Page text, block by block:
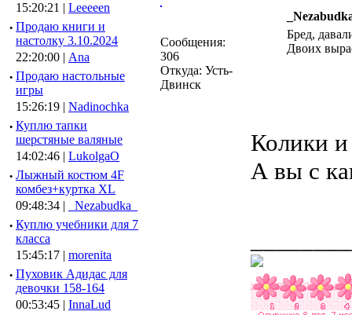
15:20:21 | Leeeeen
· Продаю книги и
настолку 3.10.2024
22:20:00 | Ana
· Продаю настольные
игры
15:26:19 | Nadinochka
· Куплю тапки
шерстяные валяные
14:02:46 | LukolgaO
· Лыжный костюм 4F
комбез+куртка XL
09:48:34 |
_Nezabudka_
· Куплю учебники для 7
класса
15:45:17 | morenita
· Пуховик Адидас для
девочки 158-164
00:53:45 | InnaLud
Сообщения:
306
Откуда: Усть-
Двинск
Бред,
Двоих
Колики и
А вы с